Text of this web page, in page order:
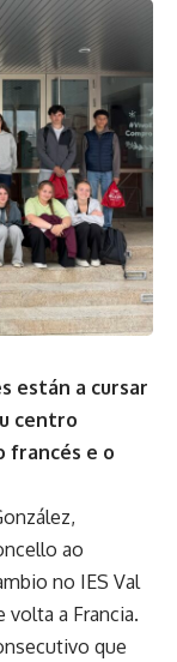
están a cursar
centro
francés e o
ao
no IES Val
volta a Francia.
que